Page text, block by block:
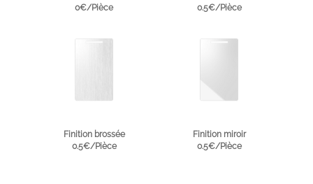
0€/Pièce
0.5€/Pièce
Finition brossée
0.5€/Pièce
Finition miroir
0.5€/Pièce